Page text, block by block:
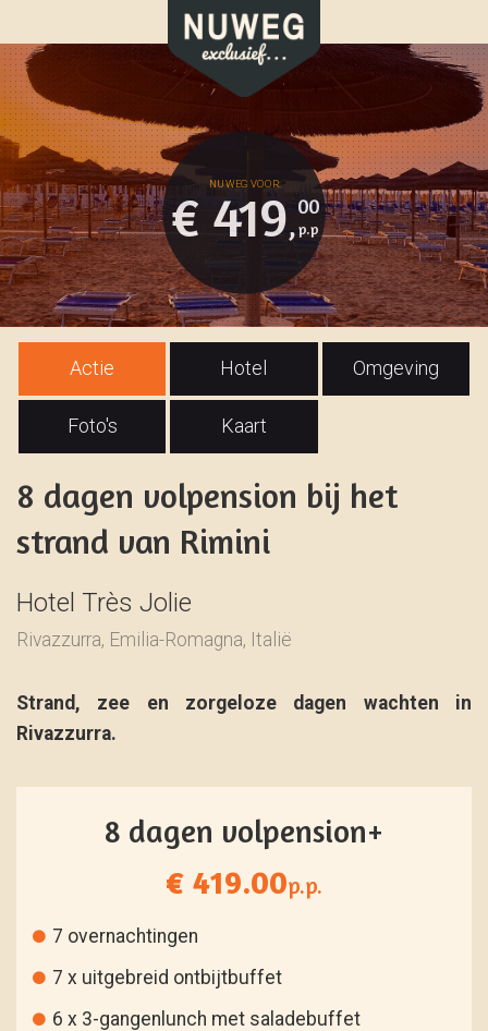
€ 419,
00
Actie Hotel Omgeving
Foto's Kaart
8 dagen volpension bij het
strand van Rimini
Hotel Très Jolie
Rivazzurra, Emilia-Romagna, Italië
Strand, zee en zorgeloze dagen wachten in
Rivazzurra.
8 dagen volpension+
€ 419.00p.p.
7 overnachtingen
7 x uitgebreid ontbijtbuffet
6 x 3-gangenlunch met saladebuffet